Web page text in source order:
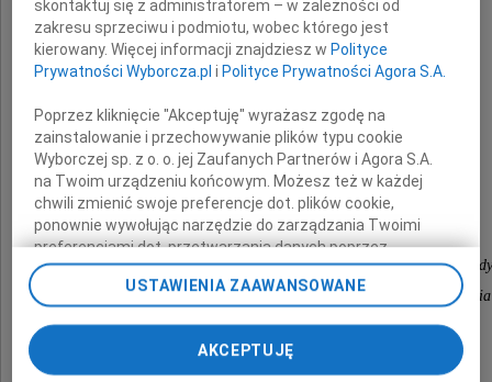
Matki
składa
Dyrekcja i Pracownicy Wojewódzkiego Ośrodka
Pracy Zachodniopomorskiego Centrum Leczenia
i Profilaktyki w Szczecinie
skontaktuj się z administratorem – w zależności od
zakresu sprzeciwu i podmiotu, wobec którego jest
kierowany. Więcej informacji znajdziesz wPolityce
Prywatności Wyborcza.pl iPolityce Prywatności Agora S.A.
Poprzez kliknięcie "Akceptuję" wyrażasz zgodę na
zainstalowanie i przechowywanie plików typu cookie
Wyborczej sp. z o. o. jej Zaufanych Partnerów i Agora S.A.
na Twoim urządzeniu końcowym. Możesz też w każdej
chwili zmienić swoje preferencje dot. plików cookie,
ponownie wywołując narzędzie do zarządzania Twoimi
preferencjami dot. przetwarzania danych poprzez
odnośnik „Ustawienia prywatności” w stopce serwisu i
przechodząc do sekcji „Ustawienia zaawansowane”.
Zmiana ustawień plików cookie możliwa jest także za
pomocą ustawień przeglądarki.
My, nasi Zaufani Partnerzy i Agora S.A. możemy
USTAWIENIA ZAAWANSOWANE
AKCEPTUJĘ